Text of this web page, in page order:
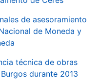
de asesoramiento
de Moneda y
técnica de obras
durante 2013